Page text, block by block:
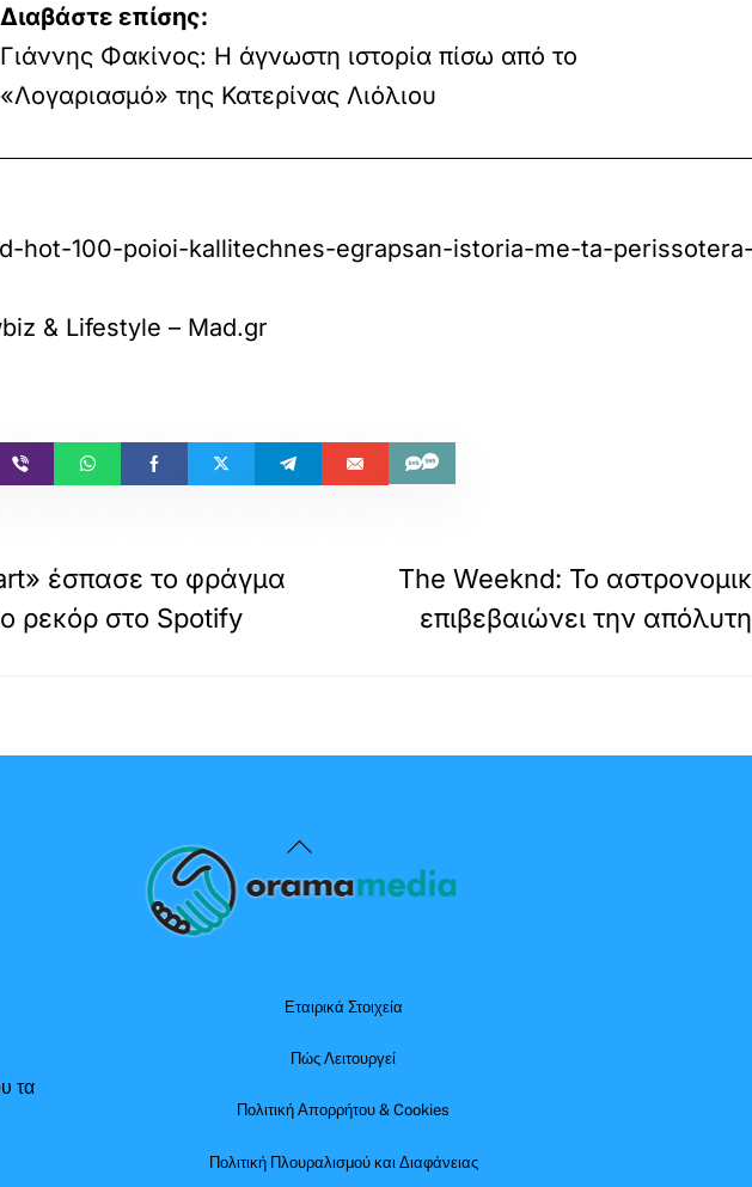
Διαβάστε επίσης:
Γιάννης Φακίνος: Η άγνωστη ιστορία πίσω από το
«Λογαριασμό» της Κατερίνας Λιόλιου
hot-100-poioi-kallitechnes-egrapsan-istoria-me-ta-
& Lifestyle – Mad.gr
έσπασε το φράγμα
ρεκόρ στο Spotify
The Weeknd: Το
επιβεβαιώνει την
Back
To
τα
Εταιρικά Στοιχεία
Πώς Λειτουργεί
Πολιτική Απορρήτου & Cookies
Πολιτική Πλουραλισμού και Διαφάνειας